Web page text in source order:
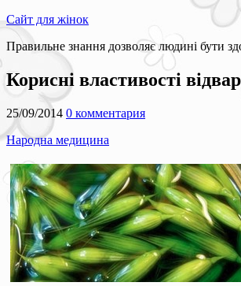
Сайт для жінок
Правильне знання дозволяє людині бути
Корисні властивості
25/09/2014 0 комментария
Народна медицина